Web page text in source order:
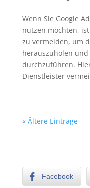
Wenn Sie Google
nutzen möchten,
zu vermeiden, um
herauszuholen und
durchzuführen.
Dienstleister
« Ältere Einträge
Facebook